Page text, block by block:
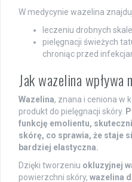
W medycynie wazelina
leczeniu drobnych
pielęgnacji świeżych
chroniąc przed
Jak wazelina
Wazelina, znana i ceniona w
produkt do pielęgnacji skóry.
funkcję emolientu,
skórę, co sprawia, że staje
bardziej elastyczna.
Dzięki tworzeniu okluzyjnej
powierzchni skóry, wazelina